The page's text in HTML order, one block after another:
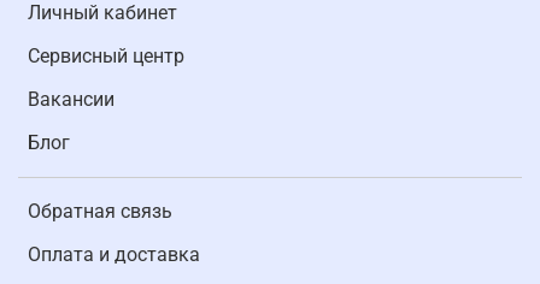
Личный кабинет
Cервисный центр
Вакансии
Блог
Обратная связь
Оплата и доставка